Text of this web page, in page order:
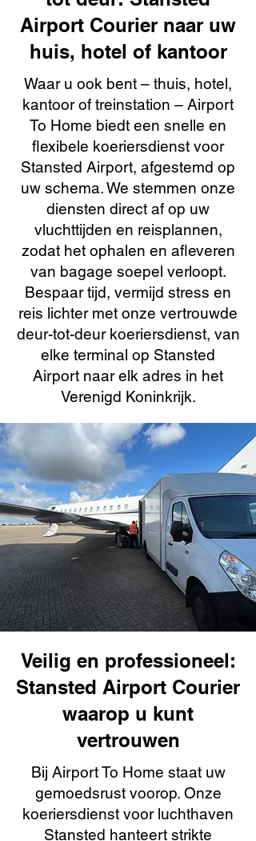
Airport Courier naar uw
huis, hotel of kantoor
Waar u ook bent – thuis, hotel,
kantoor of treinstation – Airport
To Home biedt een snelle en
flexibele koeriersdienst voor
Stansted Airport, afgestemd op
uw schema. We stemmen onze
diensten direct af op uw
vluchttijden en reisplannen,
zodat het ophalen en afleveren
van bagage soepel verloopt.
Bespaar tijd, vermijd stress en
reis lichter met onze vertrouwde
deur-tot-deur koeriersdienst, van
elke terminal op Stansted
Airport naar elk adres in het
Verenigd Koninkrijk.
Veilig en professioneel:
Stansted Airport Courier
waarop u kunt
vertrouwen
Bij Airport To Home staat uw
gemoedsrust voorop. Onze
koeriersdienst voor luchthaven
Stansted hanteert strikte